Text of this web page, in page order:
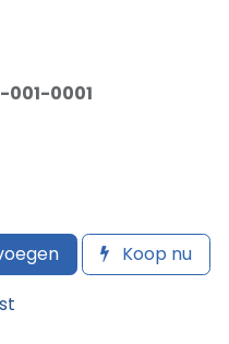
001-0001
Koop nu